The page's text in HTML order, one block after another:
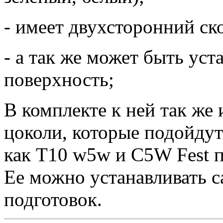
- имеет двухсторонний
- а так же может быть
поверхность;
В комплекте к ней так
цоколи, которые
как Т10 w5w и С5W Fest
Ее можно устанавливать
подготовок.